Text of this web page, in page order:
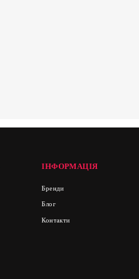
ІНФОРМАЦІЯ
Бренди
Блог
Контакти